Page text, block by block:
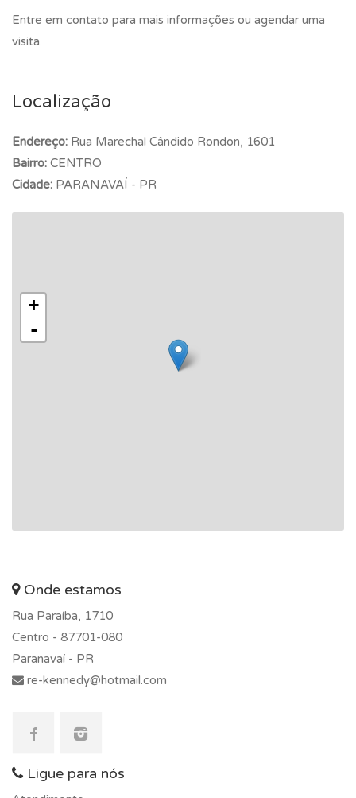
Entre em contato para mais informações ou agendar uma
visita.
Localização
Endereço: Rua Marechal Cândido Rondon, 1601
Bairro: CENTRO
Cidade: PARANAVAÍ - PR
+
-
Onde estamos
Rua Paraíba, 1710
Centro - 87701-080
Paranavaí - PR
re-kennedy@hotmail.com
Ligue para nós